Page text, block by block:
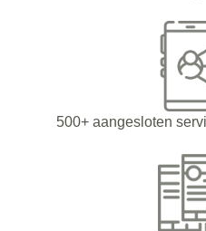
500+ aangesloten